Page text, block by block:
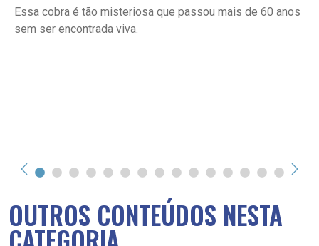
Essa cobra é tão misteriosa que passou mais de 60 anos
sem ser encontrada viva.
OUTROS CONTEÚDOS NESTA